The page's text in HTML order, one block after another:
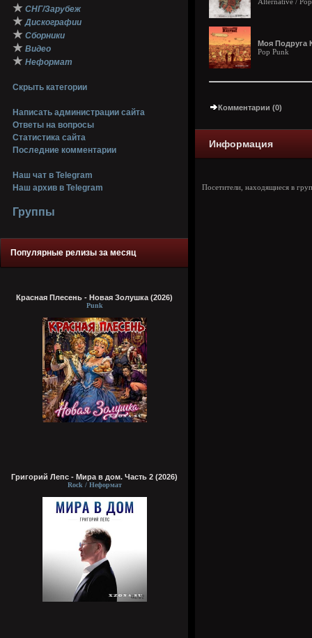
★ СНГ/Зарубеж
★ Дискографии
★ Сборники
★ Видео
★ Неформат
Скрыть категории
Написать администрации сайта
Ответы на вопросы
Статистика сайта
Последние комментарии
Наш чат в Telegram
Наш архив в Telegram
Группы
Популярные релизы за месяц
Красная Плесень - Новая Золушка (2026)
Punk
Григорий Лепс - Мира в дом. Часть 2 (2026)
Rock / Неформат
Моя Подруга
Pop Punk
Комментарии (0)
Информация
Посетители, находящиеся в